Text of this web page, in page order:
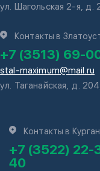
ул. Шагольская 2-я, д.
Контакты в
+7 (3513) 69-
stal-maximum@mail.ru
ул. Таганайская, д.
Контакты в
+7 (3522) 22-
40